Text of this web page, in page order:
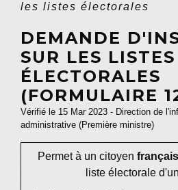
les listes électorales
DEMANDE
SUR LES LISTES
ÉLECTORALES
(FORMULAIRE
Vérifié le 15 Mar 2023 - Direction de
administrative (Première ministre)
Permet à un citoyen français
liste électorale